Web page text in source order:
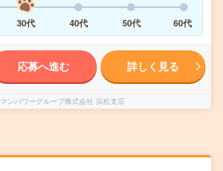
30代 40代 50代 60代
応募へ進む 詳しく見る
マンパワーグループ株式会社 浜松支店